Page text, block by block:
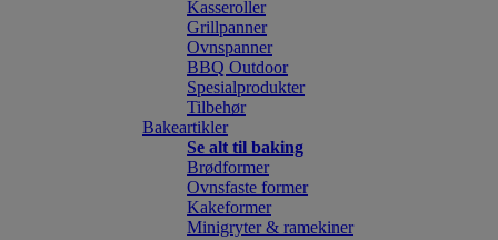
Kasseroller
Grillpanner
Ovnspanner
BBQ Outdoor
Spesialprodukter
Tilbehør
Bakeartikler
Se alt til baking
Brødformer
Ovnsfaste former
Kakeformer
Minigryter & ramekiner